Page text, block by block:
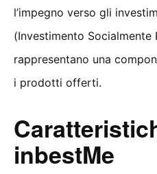
l’impegno verso gli
(Investimento Socialmente
rappresentano una
i prodotti offerti.
inbestMe